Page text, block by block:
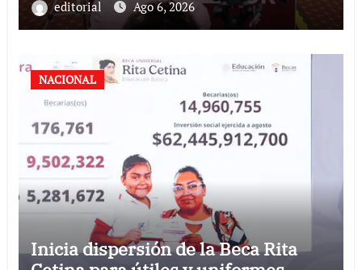
editorial Ago 6, 2026
NACIONAL
Inicia dispersión de la Beca Rita